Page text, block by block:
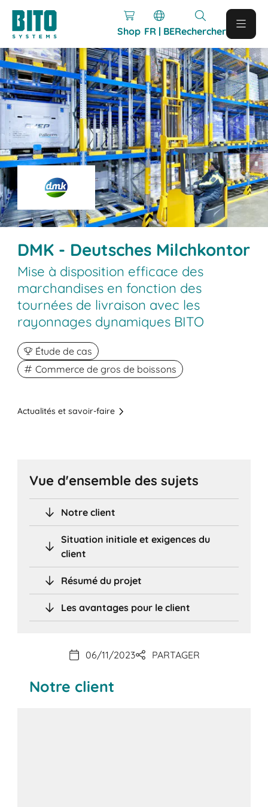
Shop FR | BERechercher
DMK - Deutsches Milchkontor
Mise à disposition efficace des
marchandises en fonction des
tournées de livraison avec les
rayonnages dynamiques BITO
Étude de cas
Commerce de gros de boissons
Actualités et savoir-faire
Vue d'ensemble des sujets
Notre client
Situation initiale et exigences du
client
Résumé du projet
Les avantages pour le client
06/11/2023 PARTAGER
Notre client